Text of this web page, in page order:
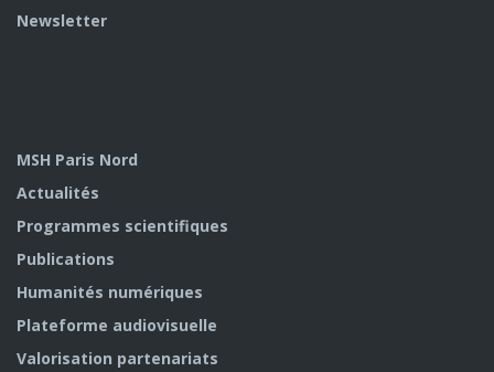
Newsletter
MSH Paris Nord
Actualités
Programmes scientifiques
Publications
Humanités numériques
Plateforme audiovisuelle
Valorisation partenariats